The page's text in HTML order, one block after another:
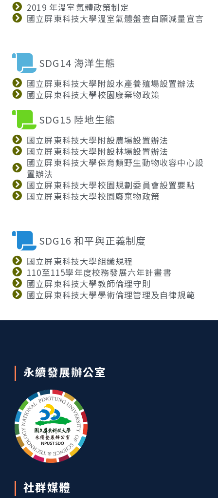
2019 年溫室氣體政策制定
國立屏東科技大學溫室氣體盤查自願減量宣言
SDG14 海洋生態
國立屏東科技大學附設水產養殖場設置辦法
國立屏東科技大學校園廢棄物政策
SDG15 陸地生態
國立屏東科技大學附設農場設置辦法
國立屏東科技大學附設林場設置辦法
國立屏東科技大學保育類野生動物收容中心設
置辦法
國立屏東科技大學校園規劃委員會設置要點
國立屏東科技大學校園廢棄物政策
SDG16 和平與正義制度
國立屏東科技大學組織規程
110至115學年度校務發展六年計畫書
國立屏東科技大學教師倫理守則
國立屏東科技大學學術倫理管理及自律規範
永續發展辦公室
社群媒體